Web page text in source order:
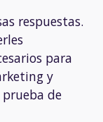
respuestas.
para
y
de